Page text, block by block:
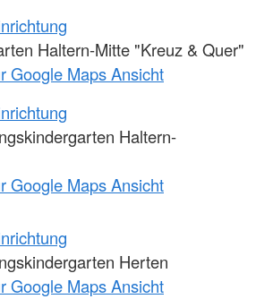
Haltern-Mitte "Kreuz & Quer"
Google Maps Ansicht
Haltern-
Google Maps Ansicht
Herten
Google Maps Ansicht